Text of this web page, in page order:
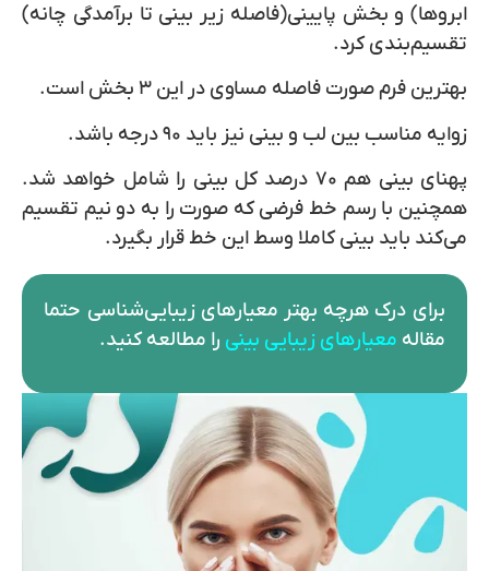
ابروها) و بخش پایینی(فاصله زیر بینی تا برآمدگی چانه)
تقسیم‎‌بندی کرد.
بهترین فرم صورت فاصله مساوی در این ۳ بخش است.
زوایه مناسب بین لب و بینی نیز باید ۹۰ درجه باشد.
پهنای بینی هم ۷۰ درصد کل بینی را شامل خواهد شد.
همچنین با رسم خط فرضی که صورت را به دو نیم تقسیم
می‌کند باید بینی کاملا وسط این خط قرار بگیرد.
برای درک هرچه بهتر معیارهای زیبایی‌شناسی حتما
مقاله معیارهای زیبایی بینی را مطالعه کنید.